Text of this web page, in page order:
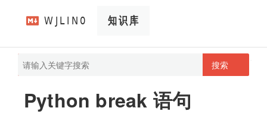
搜索
Python break 语句